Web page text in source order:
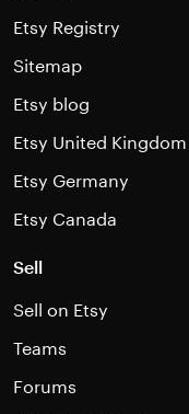
Etsy Registry
Sitemap
Etsy blog
Etsy United Kingdom
Etsy Germany
Etsy Canada
Sell
Sell on Etsy
Teams
Forums